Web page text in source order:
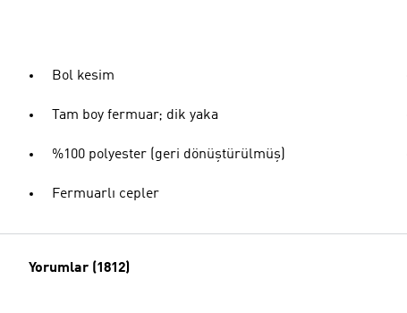
Bol kesim
Tam boy fermuar; dik yaka
%100 polyester (geri dönüştürülmüş)
Fermuarlı cepler
Yorumlar (1812)